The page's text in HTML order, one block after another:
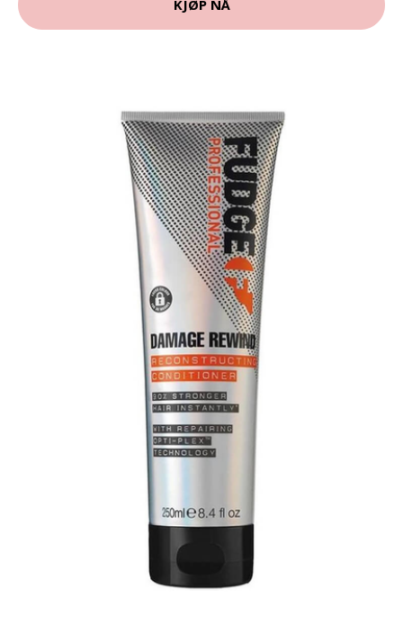
KJØP NÅ